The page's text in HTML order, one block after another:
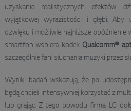
uzyskanie realistycznych efektów
wyjątkowej wyrazistości i głębi. Aby
dźwięku i możliwie najniższe opóźnienie
smartfon wspiera kodekQualcomm®
szczególnie fani słuchania muzyki przez
Wyniki badań wskazują, że po
będą chcieli intensywniej korzystać z
lub grając. Z tego powodu firma LG